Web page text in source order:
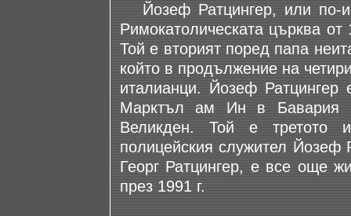
Йозеф Ратцингер, или по-
Римокатолическата църква
Той е вторият поред папа
който в продължение на
италианци. Йозеф
Марктъл ам Ин в Бавария
Великден. Той е третото
полицейския служител Йозеф
Георг Ратцингер, е все още
през 1991 г.